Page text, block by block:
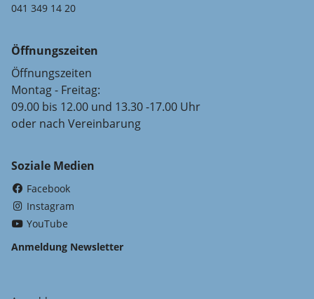
041 349 14 20
Öffnungszeiten
Öffnungszeiten
Montag - Freitag:
09.00 bis 12.00 und 13.30 -17.00 Uhr
oder nach Vereinbarung
Soziale Medien
Facebook
Instagram
YouTube
Anmeldung Newsletter